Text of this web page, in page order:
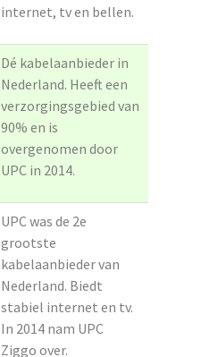
internet, tv en bellen.
Dé kabelaanbieder in
Nederland. Heeft een
verzorgingsgebied van
90% en is
overgenomen door
UPC in 2014.
UPC was de 2e
grootste
kabelaanbieder van
Nederland. Biedt
stabiel internet en tv.
In 2014 nam UPC
Ziggo over.